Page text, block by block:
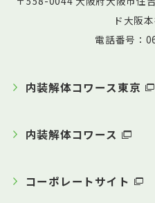
ド大阪
電話番号：
内装解体コワース東京
内装解体コワース
コーポレートサイト